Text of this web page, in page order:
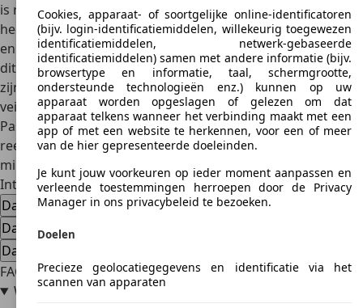
is ruimer en beter uitgerust dan zijn voorganger, maar
heeft nog steeds te maken met kritiek op de bouwkwaliteit
en het brandstofverbruik. Een veel populairdere keuze in
dit segment is deVolkswagen Passat, die bekendstaat om
zijn uitstekende rijeigenschappen, comfort en
veiligheidsvoorzieningen. De hogere prijzen van gebruikte
Passats kan prijsbewuste kopers afschrikken. Een andere
reeds genoemde concurrent is deOpel Vectra
min of meer hetzelfde geldt als voor de Passat..
Interesse in een Daewoo Leganza
Daewoo Leganza tweedehands auto
Daewoo Leganza nieuwe auto
Daewoo Leganza dealeraanbiedingen
FAQ
Wie produceerde de Daewoo Leganza?
Cookies, apparaat- of soortgelijke online-identificatoren
(bijv. login-identificatiemiddelen, willekeurig toegewezen
identificatiemiddelen, netwerk-gebaseerde
identificatiemiddelen) samen met andere informatie (bijv.
browsertype en informatie, taal, schermgrootte,
ondersteunde technologieën enz.) kunnen op uw
apparaat worden opgeslagen of gelezen om dat
apparaat telkens wanneer het verbinding maakt met een
app of met een website te herkennen, voor een of meer
van de hier gepresenteerde doeleinden.
Je kunt jouw voorkeuren op ieder moment aanpassen en
verleende toestemmingen herroepen door de Privacy
Manager in ons privacybeleid te bezoeken.
Doelen
Precieze geolocatiegegevens en identificatie via het
scannen van apparaten